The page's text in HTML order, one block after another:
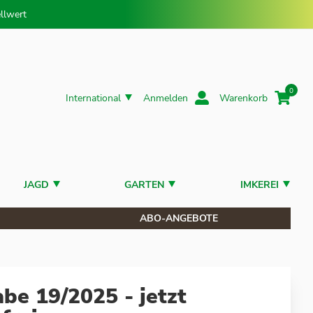
International Anmelden Warenkorb
0
JAGD GARTEN IMKEREI
ABO-ANGEBOTE
19/2025 - jetzt